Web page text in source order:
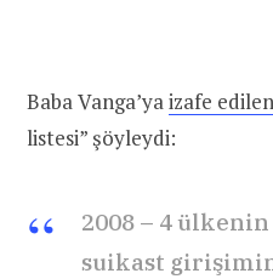
Baba Vanga’yaizafe edilen
listesi” şöyleydi:
2008 – 4
suikast